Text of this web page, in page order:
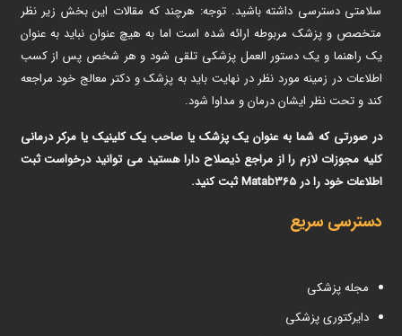
سلامتی دسترسی داشته باشید. توجه: هرچند که مقالات این بخش زیر نظر
متخصص و پزشک مربوطه ارائه شده است اما به هیچ عنوان نباید به عنوان
یک راهنما و یک دستور العمل پزشکی تلقی شود و هر شخص پس از کسب
اطلاعات در زمینه مورد نظر در نهایت باید به پزشک و دکتر معالج خود مراجعه
کند و تحت نظر ایشان درمان و مداوا شود.
در صورتی که شما به عنوان یک پزشک یا صاحب یک کلینیک یا مرکر درمانی
کلیه مجوزات لازم را از مراجع ذیصلاح دارا هستید می توانید درخواست ثبت
اطلاعات خود را در Matab365 ثبت کنید.
دسترسی سریع
مجله پزشکی
دایرکتوری پزشکی